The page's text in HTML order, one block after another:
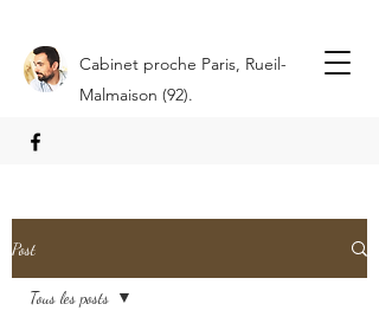
Cabinet proche Paris, Rueil-
Malmaison (92).
Post
Tous les posts